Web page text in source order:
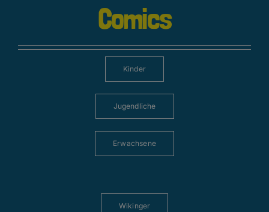
Comics
Kinder
Jugendliche
Erwachsene
Wikinger